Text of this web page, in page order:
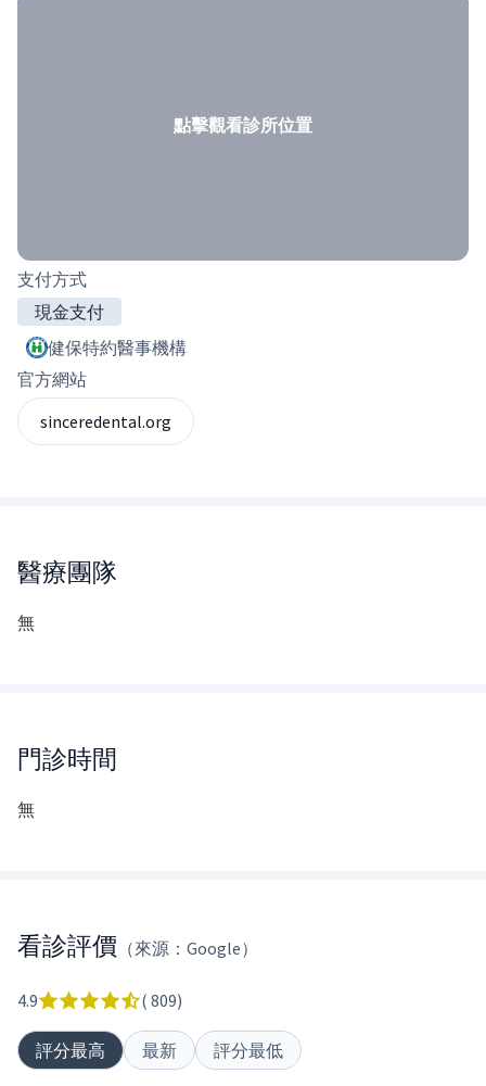
點擊觀看診所位置
支付方式
現金支付
健保特約醫事機構
官方網站
sinceredental.org
醫療團隊
無
門診時間
無
看診評價 （來源：Google）
4.9 ( 809)
評分最高 最新 評分最低